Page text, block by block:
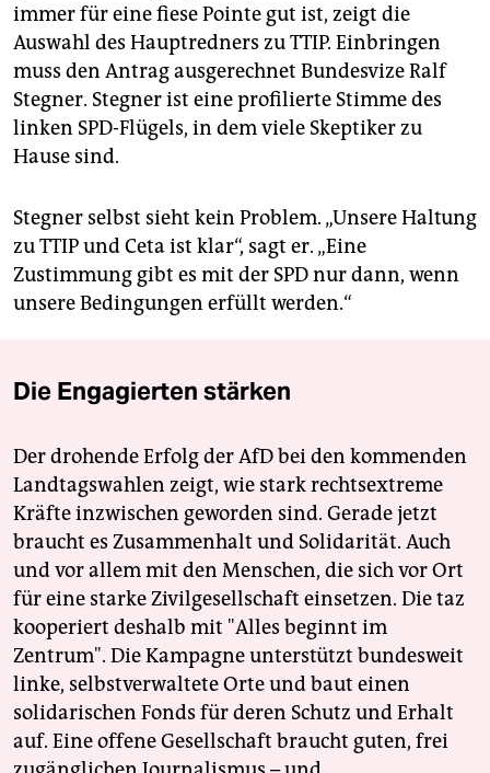
immer für eine fiese Pointe gut ist, zeigt die
Auswahl des Hauptredners zu TTIP. Einbringen
muss den Antrag ausgerechnet Bundesvize Ralf
Stegner. Stegner ist eine profilierte Stimme des
linken SPD-Flügels, in dem viele Skeptiker zu
Hause sind.
Stegner selbst sieht kein Problem. „Unsere Haltung
zu TTIP und Ceta ist klar“, sagt er. „Eine
Zustimmung gibt es mit der SPD nur dann, wenn
unsere Bedingungen erfüllt werden.“
Die Engagierten stärken
Der drohende Erfolg der AfD bei den kommenden
Landtagswahlen zeigt, wie stark rechtsextreme
Kräfte inzwischen geworden sind. Gerade jetzt
braucht es Zusammenhalt und Solidarität. Auch
und vor allem mit den Menschen, die sich vor Ort
für eine starke Zivilgesellschaft einsetzen. Die taz
kooperiert deshalb mit "Alles beginnt im
Zentrum". Die Kampagne unterstützt bundesweit
linke, selbstverwaltete Orte und baut einen
solidarischen Fonds für deren Schutz und Erhalt
auf. Eine offene Gesellschaft braucht guten, frei